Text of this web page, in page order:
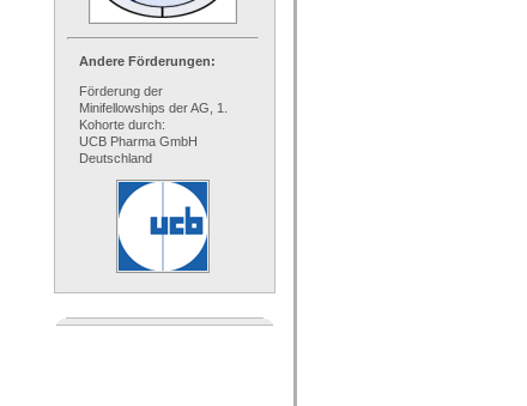
Andere Förderungen:
Förderung der
Minifellowships der AG, 1.
Kohorte durch:
UCB Pharma GmbH
Deutschland